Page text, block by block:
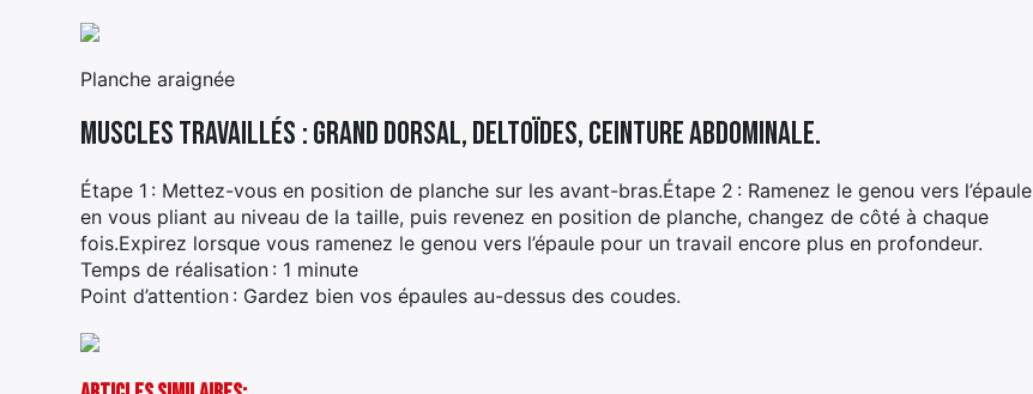
Planche araignée
Muscles travaillés : grand dorsal, deltoïdes, ceinture abdominale.
Étape 1 : Mettez-vous en position de planche sur les avant-bras.Étape 2 : Ramenez le genou vers l’épaule
en vous pliant au niveau de la taille, puis revenez en position de planche, changez de côté à chaque
fois.Expirez lorsque vous ramenez le genou vers l’épaule pour un travail encore plus en profondeur.
Temps de réalisation : 1 minute
Point d’attention : Gardez bien vos épaules au-dessus des coudes.